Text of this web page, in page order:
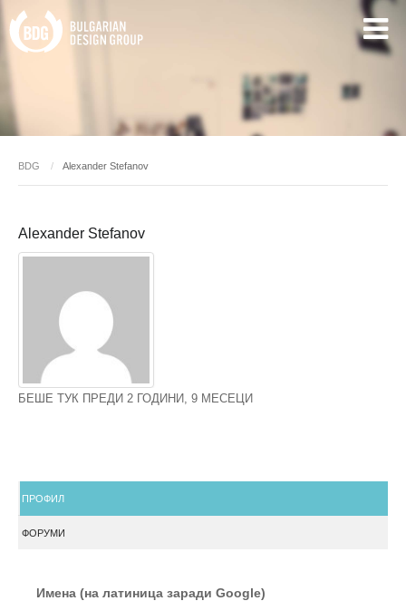
BDG Alexander Stefanov
Alexander Stefanov
БЕШЕ ТУК ПРЕДИ 2 ГОДИНИ, 9 МЕСЕЦИ
ПРОФИЛ
ФОРУМИ
Имена (на латиница заради Google)